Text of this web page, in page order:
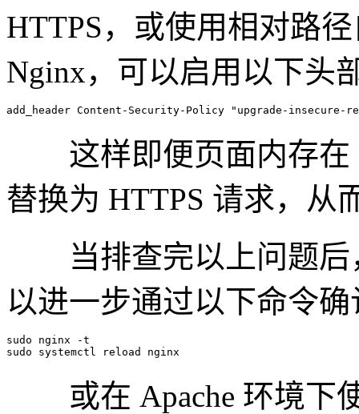
HTTPS，或使用相对路
Nginx，可以启用以下头
这样即便页面内存在
替换为 HTTPS 请求，从
当排查完以上问题后
以进一步通过以下命令
sudo nginx -t
或在 Apache 环境下